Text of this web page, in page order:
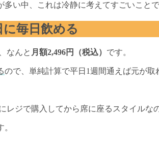
い中、これは冷静に考えてすごいことで
毎日飲める
なんと 月額2,496円（税込） です。
ので、単純計算で平日1週間通えば元が取
レジで購入してから席に座るスタイルな